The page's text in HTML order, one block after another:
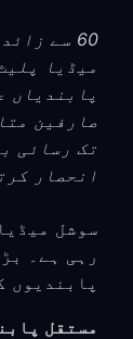
60 سے
میڈیا
پابندیاں
صارفین
انحصار
سوشل
رہی ہے۔
پابندیوں
مستقل